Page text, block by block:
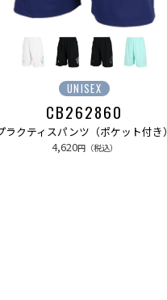
UNISEX
CB262860
ラクティスパンツ（ポケット付き）
4,620円（税込）